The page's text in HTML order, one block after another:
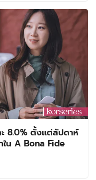
ะ 8.0% ตั้งแต่สัปดาห์
น A Bona Fide